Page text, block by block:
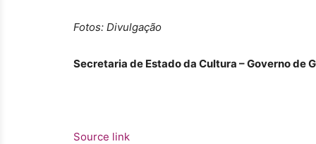
Fotos: Divulgação
Secretaria de Estado da Cultura – Governo de
Source link